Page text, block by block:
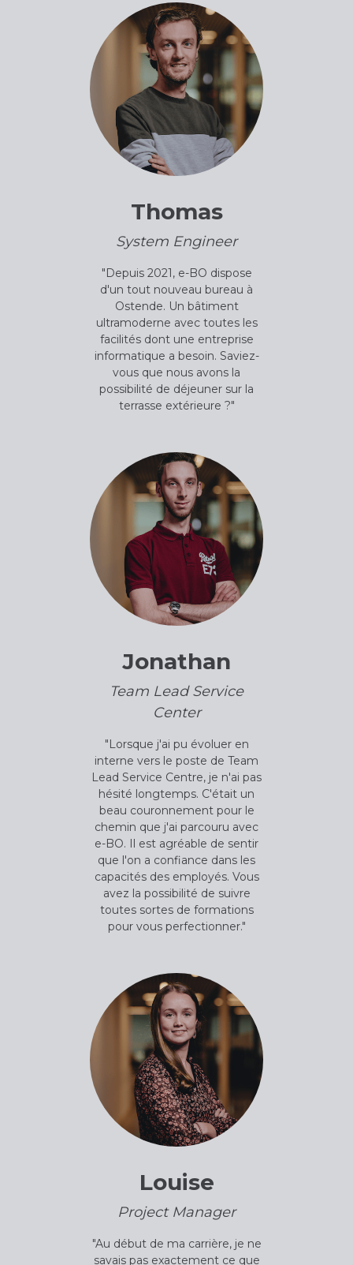
Thomas
System Engineer
"Depuis 2021, e-BO dispose
d'un tout nouveau bureau à
Ostende. Un bâtiment
ultramoderne avec toutes les
facilités dont une entreprise
informatique a besoin. Saviez-
vous que nous avons la
possibilité de déjeuner sur la
terrasse extérieure ?"
Jonathan
Team Lead Service
Center
"Lorsque j'ai pu évoluer en
interne vers le poste de Team
Lead Service Centre, je n'ai pas
hésité longtemps. C'était un
beau couronnement pour le
chemin que j'ai parcouru avec
e-BO. Il est agréable de sentir
que l'on a confiance dans les
capacités des employés. Vous
avez la possibilité de suivre
toutes sortes de formations
pour vous perfectionner."
Louise
Project Manager
"Au début de ma carrière, je ne
savais pas exactement ce que